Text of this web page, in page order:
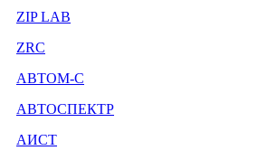
ZIP LAB
ZRC
АВТОМ-С
АВТОСПЕКТР
АИСТ